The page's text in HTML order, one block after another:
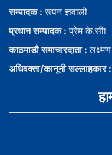
सम्पादक :रूपन ज्ञवाली
प्रधान सम्पादक :प्रेम के.सीा
काठमाडौ समाचारदाता :
अधिवक्ता/कानूनी सल्लाहकार